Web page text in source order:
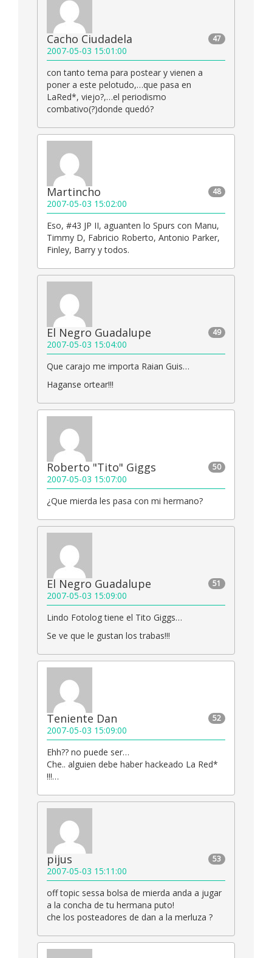
47
Cacho Ciudadela
2007-05-03 15:01:00
con tanto tema para postear y vienen a
poner a este pelotudo,…que pasa en
LaRed*, viejo?,…el periodismo
combativo(?)donde quedó?
48
Martincho
2007-05-03 15:02:00
Eso, #43 JP II, aguanten lo Spurs con Manu,
Timmy D, Fabricio Roberto, Antonio Parker,
Finley, Barry y todos.
49
El Negro Guadalupe
2007-05-03 15:04:00
Que carajo me importa Raian Guis…
Haganse ortear!!!
50
Roberto "Tito" Giggs
2007-05-03 15:07:00
¿Que mierda les pasa con mi hermano?
51
El Negro Guadalupe
2007-05-03 15:09:00
Lindo Fotolog tiene el Tito Giggs…
Se ve que le gustan los trabas!!!
52
Teniente Dan
2007-05-03 15:09:00
Ehh?? no puede ser…
Che.. alguien debe haber hackeado La Red*
!!!…
53
pijus
2007-05-03 15:11:00
off topic sessa bolsa de mierda anda a jugar
a la concha de tu hermana puto!
che los posteadores de dan a la merluza ?